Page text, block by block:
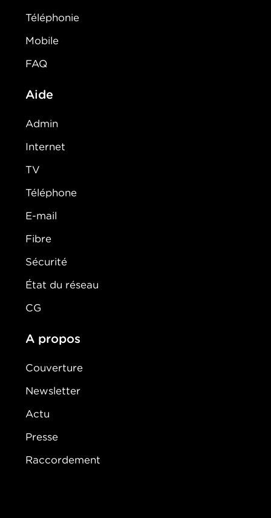
Téléphonie
Mobile
FAQ
Aide
Admin
Internet
TV
Téléphone
E-mail
Fibre
Sécurité
État du réseau
CG
A propos
Couverture
Newsletter
Actu
Presse
Raccordement